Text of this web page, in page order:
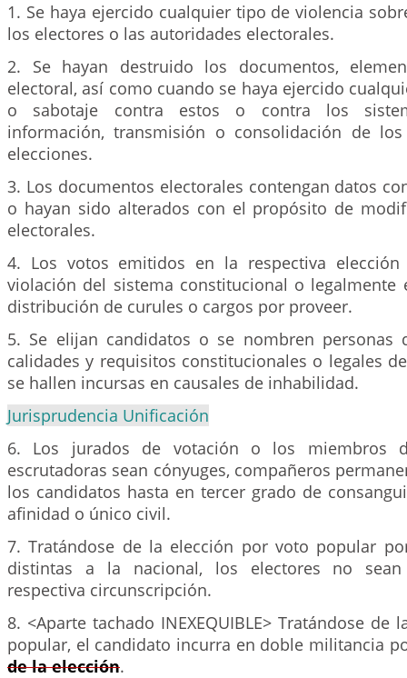
1. Se haya ejercido cualquier tipo de violencia
los electores o las autoridades electorales.
2. Se hayan destruido los documentos,
electoral, así como cuando se haya ejercido
o sabotaje contra estos o contra los
información, transmisión o consolidación de
elecciones.
3. Los documentos electorales contengan datos
o hayan sido alterados con el propósito de
electorales.
4. Los votos emitidos en la respectiva
violación del sistema constitucional o legalmente
distribución de curules o cargos por proveer.
5. Se elijan candidatos o se nombren personas
calidades y requisitos constitucionales o legales
se hallen incursas en causales de inhabilidad.
Jurisprudencia Unificación
6. Los jurados de votación o los miembros
escrutadoras sean cónyuges, compañeros
los candidatos hasta en tercer grado de
afinidad o único civil.
7. Tratándose de la elección por voto popular
distintas a la nacional, los electores no
respectiva circunscripción.
8. <Aparte tachado INEXEQUIBLE> Tratándose de
popular, el candidato incurra en doble militancia
de la elección.